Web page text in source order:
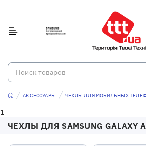
АКСЕССУАРЫ ЧЕХЛЫ ДЛЯ МОБИЛЬНЫХ
1
ЧЕХЛЫ ДЛЯ SAMSUNG GALAXY